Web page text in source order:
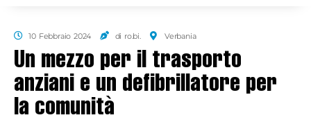
10 Febbraio 2024 di ro.bi. Verbania
Un mezzo per il trasporto
anziani e un defibrillatore per
la comunità